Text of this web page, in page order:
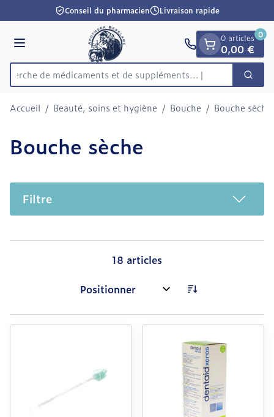
Aller au contenu
1 de 1
Conseil du pharmacien Livraison rapide
Menu
Rechercherde médicaments et de suppléments...
0 articles
0,00 €
0
Accueil / Beauté, soins et hygiène / Bouche / Bouche sèche
Bouche sèche
Filtre
18 articles
Trier par: